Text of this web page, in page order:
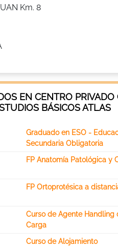
Km. 8
EN CENTRO
BÁSICOS ATLAS
Graduado en ESO -
Secundaria Obligatoria
FP Anatomía Patológica y
FP Ortoprotésica a
Curso de Agente Handling
Carga
Curso de Alojamiento